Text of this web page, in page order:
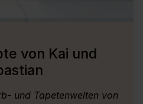
von Kai und
und Tapetenwelten von